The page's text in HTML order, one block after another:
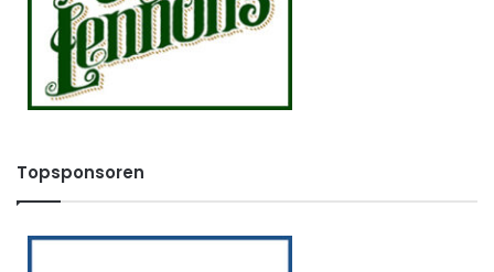
Topsponsoren